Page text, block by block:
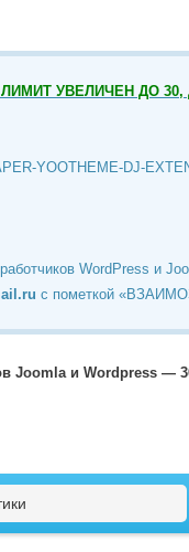
УВЕЛИЧЕН ДО
YOOTHEME-DJ-
WordPress и
c пометкой
Joomla и Wordpress